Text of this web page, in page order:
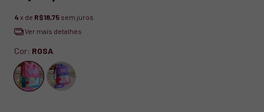
4 x de R$18,75 sem juros
Ver mais detalhes
Cor: ROSA